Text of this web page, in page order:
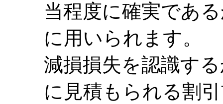
当程度に確実であ
に用いられます。
減損損失を認識す
に見積もられる割